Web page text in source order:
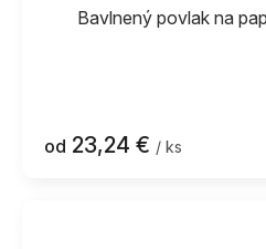
Bavlnený povlak na
od 23,24 € / ks